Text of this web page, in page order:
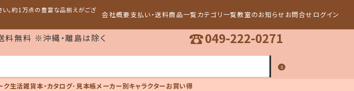
。約1万点の豊富な品揃えがござ
会社概要支払い・送料商品一覧 カテゴリ一覧教室のお知らせ お問合せ ログイン
料無料 ※沖縄・離島は除く ☎049-222-0271
0
ク生活雑貨本・カタログ･見本帳メーカー別キャラクターお買い得